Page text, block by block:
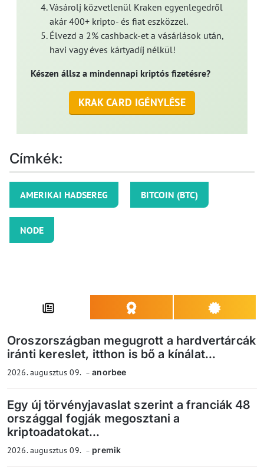
Vásárolj közvetlenül Kraken egyenlegedről
akár 400+ kripto- és fiat eszközzel.
Élvezd a 2% cashback-et a vásárlások után,
havi vagy éves kártyadíj nélkül!
Készen állsz a mindennapi kriptós fizetésre?
KRAK CARD IGÉNYLÉSE
Címkék:
AMERIKAI HADSEREG BITCOIN (BTC)
NODE
Oroszországban megugrott a hardvertárcák
iránti kereslet, itthon is bő a kínálat...
2026. augusztus 09. anorbee
Egy új törvényjavaslat szerint a franciák 48
országgal fogják megosztani a
kriptoadatokat...
2026. augusztus 09. premik